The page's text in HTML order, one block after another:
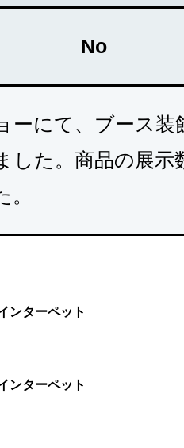
No
ーにて、ブース
した。商品の展
ンターペット
ンターペット